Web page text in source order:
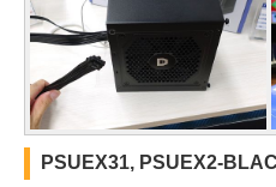
PSUEX31, PSUEX2-